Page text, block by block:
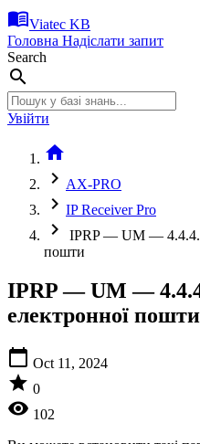
menu_bookViatec KB
Головна Надіслати запит
Search
search
Увійти
home
chevron_right AX-PRO
chevron_right IP Receiver Pro
chevron_right
IPRP — UM — 4.4.4.
пошти
IPRP — UM —
електронної пошти
calendar_today Oct 11, 2024
star 0
visibility 102